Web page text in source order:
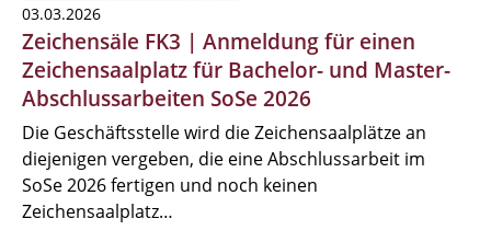
03.03.2026
Zeichensäle FK3 | Anmeldung für einen
Zeichensaalplatz für Bachelor- und Master-
Abschlussarbeiten SoSe 2026
Die Geschäftsstelle wird die Zeichensaalplätze an
diejenigen vergeben, die eine Abschlussarbeit im
SoSe 2026 fertigen und noch keinen
Zeichensaalplatz…